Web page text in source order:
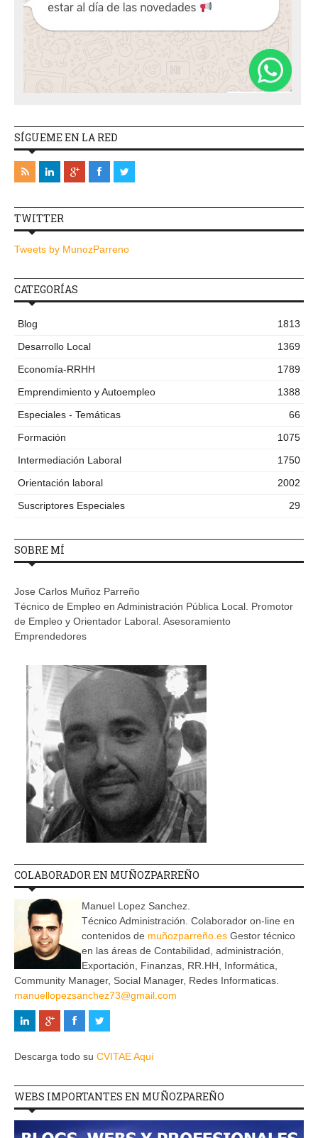
SÍGUEME EN LA RED
TWITTER
Tweets by MunozParreno
CATEGORÍAS
Blog
1813
Desarrollo Local
1369
Economía-RRHH
1789
Emprendimiento y Autoempleo
1388
Especiales - Temáticas
66
Formación
1075
Intermediación Laboral
1750
Orientación laboral
2002
Suscriptores Especiales
29
SOBRE MÍ
Jose Carlos Muñoz Parreño
Técnico de Empleo en Administración Pública Local. Promotor
de Empleo y Orientador Laboral. Asesoramiento
Emprendedores
COLABORADOR EN MUÑOZPARREÑO
Manuel Lopez Sanchez.
Técnico Administración. Colaborador on-line en
contenidos de muñozparreño.es Gestor técnico
en las áreas de Contabilidad, administración,
Exportación, Finanzas, RR.HH, Informática,
Community Manager, Social Manager, Redes Informaticas.
manuellopezsanchez73@gmail.com
Descarga todo su CVITAE Aquí
WEBS IMPORTANTES EN MUÑOZPAREÑO